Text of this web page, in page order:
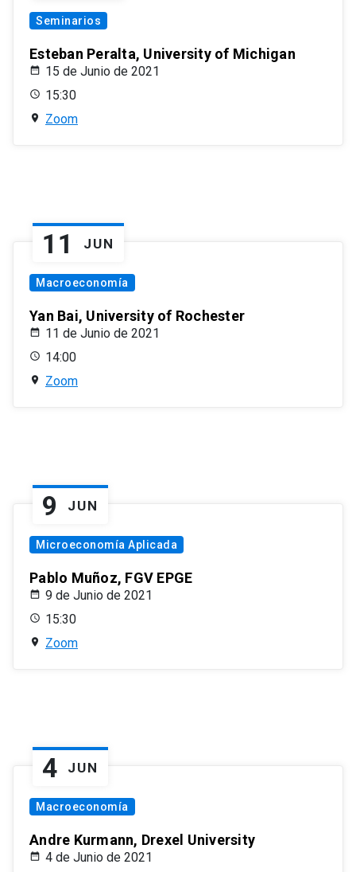
Seminarios
Esteban Peralta, University of Michigan
15 de Junio de 2021
15:30
Zoom
11 JUN
Macroeconomía
Yan Bai, University of Rochester
11 de Junio de 2021
14:00
Zoom
9 JUN
Microeconomía Aplicada
Pablo Muñoz, FGV EPGE
9 de Junio de 2021
15:30
Zoom
4 JUN
Macroeconomía
Andre Kurmann, Drexel University
4 de Junio de 2021